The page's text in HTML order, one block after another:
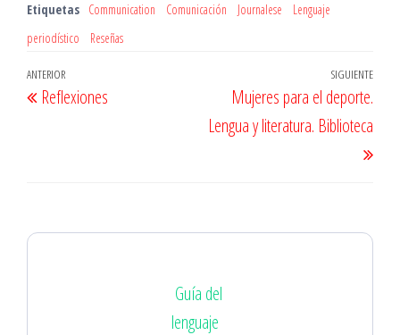
Etiquetas Communication Comunicación Journalese
Lenguaje
periodístico
Reseñas
Navegación
de
Entrada
anterior
ANTERIOR
Reflexiones
SIGUIENTE
Mujeres para el deporte.
Lengua y literatura. Biblioteca
Guía del
lenguaje